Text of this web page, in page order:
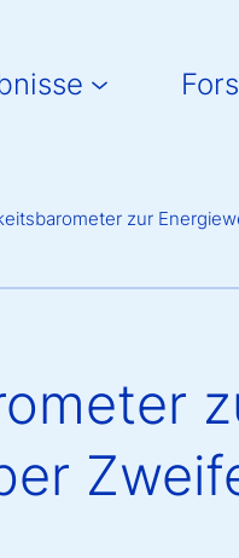
zur